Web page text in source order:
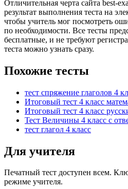
Отличительная черта сайта best-
результат выполнения теста на
чтобы учитель мог посмотреть
по необходимости. Все тесты
бесплатные, и не требуют
теста можно
Похожие тесты
тест спряжение глаголов 4
Итоговый тест 4 класс
Итоговый тест 4 класс
Тест Величины 4 класс с
тест глагол 4 класс
Для учителя
Печатный тест доступен всем.
режиме учителя.